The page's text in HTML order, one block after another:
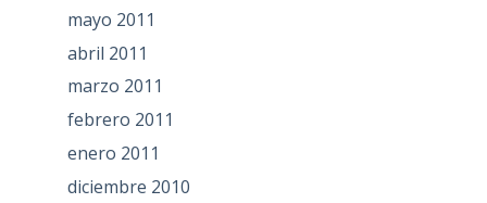
mayo 2011
abril 2011
marzo 2011
febrero 2011
enero 2011
diciembre 2010